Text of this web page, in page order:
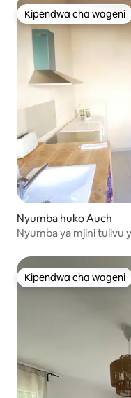
Kipendwa cha wageni
Kipendwa cha wageni
Nyumba huko Auch
Nyumba ya mjini tulivu
Kipendwa cha wageni
Kipendwa cha wageni